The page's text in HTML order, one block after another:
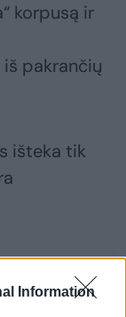
Information
korpusą ir
pakrančių
išteka tik